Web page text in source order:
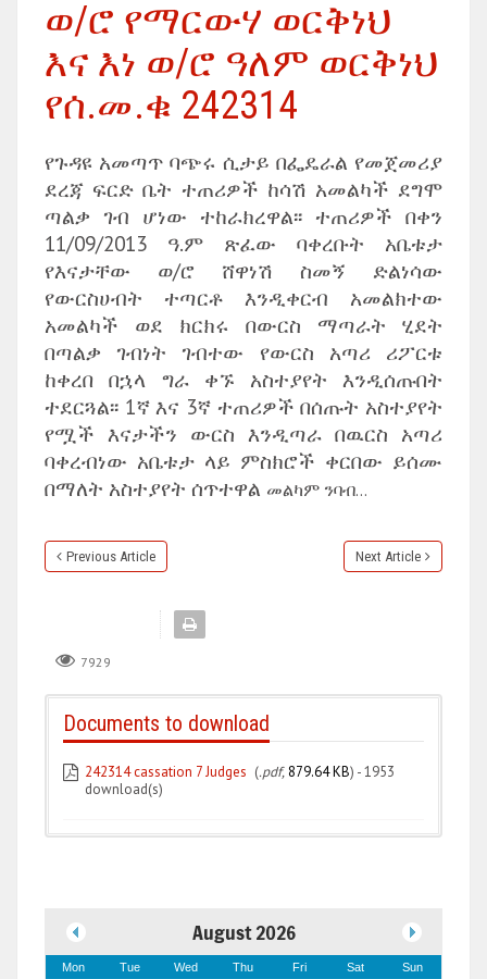
ወ/ሮ የማርውሃ ወርቅነህ
እና እነ ወ/ሮ ዓለም ወርቅነህ
የሰ.መ.ቁ 242314
የጉዳዩ አመጣጥ ባጭሩ ሲታይ በፌዴራል የመጀመሪያ
ደረጃ ፍርድ ቤት ተጠሪዎች ከሳሽ አመልካች ደግሞ
ጣልቃ ገብ ሆነው ተከራክረዋል፡፡ ተጠሪዎች በቀን
11/09/2013 ዓ.ም ጽፈው ባቀረቡት አቤቱታ
የእናታቸው ወ/ሮ ሸዋነሽ ስመኝ ድልነሳው
የውርስሀብት ተጣርቶ እንዲቀርብ አመልክተው
አመልካች ወደ ክርክሩ በውርስ ማጣራት ሂደት
በጣልቃ ገብነት ገብተው የውርስ አጣሪ ሪፖርቱ
ከቀረበ በኋላ ግራ ቀኙ አስተያየት እንዲሰጡበት
ተደርጓል፡፡ 1ኛ እና 3ኛ ተጠሪዎች በሰጡት አስተያየት
የሟች እናታችን ውርስ እንዲጣራ በዉርስ አጣሪ
ባቀረብነው አቤቱታ ላይ ምስክሮች ቀርበው ይሰሙ
በማለት አስተያየት ሰጥተዋል መልካም ንባብ…
Previous Article Next Article
7929
Documents to download
242314 cassation 7 Judges (.pdf, 879.64 KB) - 1953
download(s)
August 2026
Mon Tue Wed Thu Fri Sat Sun